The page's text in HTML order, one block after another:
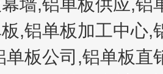
,铝单板加工中心
单板公司,铝单板